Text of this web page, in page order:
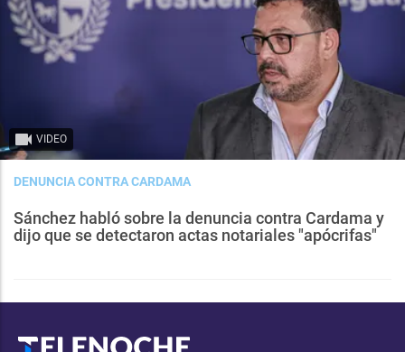
VIDEO
DENUNCIA CONTRA CARDAMA
Sánchez habló sobre la denuncia contra Cardama y
dijo que se detectaron actas notariales "apócrifas"